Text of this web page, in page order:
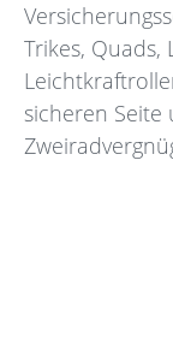
Trikes,
sicheren